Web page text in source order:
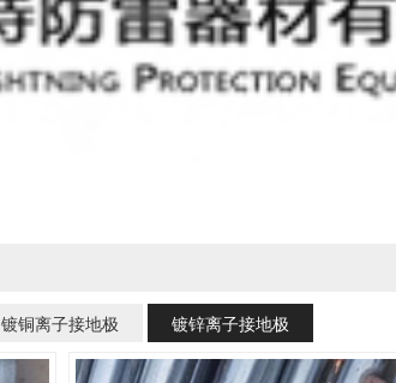
镀铜离子接地极 镀锌离子接地极